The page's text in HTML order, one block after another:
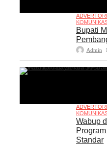
Bupati
Admin
Wabup
Standar